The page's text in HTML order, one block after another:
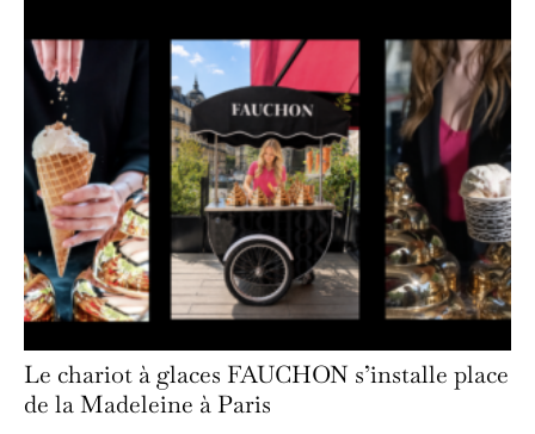
Le chariot à glaces FAUCHON s’installe place
de la Madeleine à Paris